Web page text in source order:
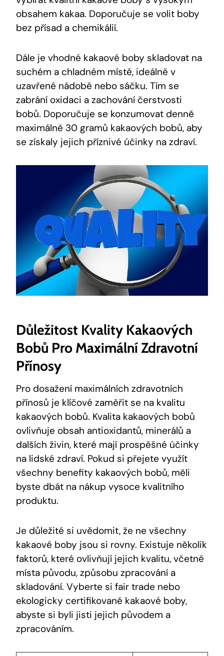
obsahem‍ kakaa. Doporučuje​ se volit boby
bez přísad a chemikálií.
Dále je vhodné kakaové boby ‍skladovat na
suchém a chladném​ místě, ideálně v
uzavřené nádobě nebo sáčku. Tím se
⁤zabrání oxidaci a zachování čerstvosti
bobů. Doporučuje se konzumovat denně
maximálně 30 gramů kakaových bobů, aby
se získaly jejich příznivé účinky na zdraví.
Důležitost Kvality Kakaových
Bobů Pro Maximální Zdravotní
Přínosy
Pro dosažení maximálních zdravotních
přínosů je klíčové zaměřit se na kvalitu
kakaových bobů. Kvalita kakaových bobů
ovlivňuje obsah antioxidantů, minerálů a
dalších živin, které mají prospěšné účinky
na lidské zdraví. Pokud si přejete⁢ využít
všechny benefity kakaových bobů, měli
byste dbát na nákup vysoce kvalitního
produktu.
Je důležité si uvědomit, že ne všechny
kakaové ‍boby ‍jsou si rovny. Existuje několik
⁣faktorů, které ‍ovlivňují jejich kvalitu, včetně
místa původu, způsobu zpracování a
skladování. Vyberte si fair trade nebo
ekologicky certifikované kakaové boby,
abyste si byli jisti⁢ jejich původem⁤ a
zpracováním.